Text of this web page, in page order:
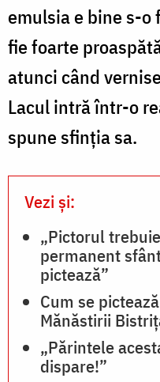
emulsia e bine s-
fie foarte
atunci când
Lacul intră într-o
spune sfinția sa.
Vezi și:
„Pictorul
permanent
pictează”
Cum se
Mănăstirii
„Părintele
dispare!”